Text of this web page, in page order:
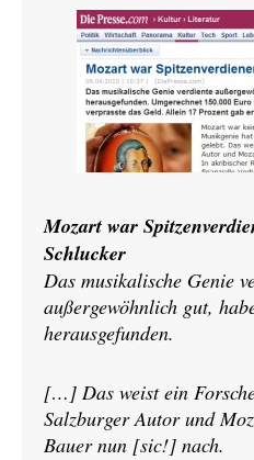
Mozart war
Schlucker
Das musikalische Genie
außergewöhnlich gut,
herausgefunden.
[…] Das weist ein
Salzburger Autor und
Bauer nun [sic!] nach.